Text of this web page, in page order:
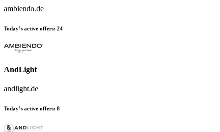
ambiendo.de
Today’s active offers: 24
AndLight
andlight.de
Today’s active offers: 8